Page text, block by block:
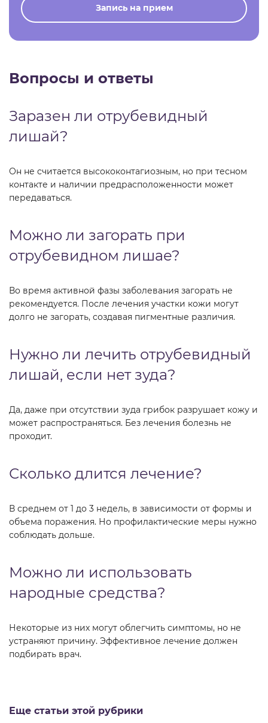
Запись на прием
Вопросы и ответы
Заразен ли отрубевидный
лишай?
Он не считается высококонтагиозным, но при тесном
контакте и наличии предрасположенности может
передаваться.
Можно ли загорать при
отрубевидном лишае?
Во время активной фазы заболевания загорать не
рекомендуется. После лечения участки кожи могут
долго не загорать, создавая пигментные различия.
Нужно ли лечить отрубевидный
лишай, если нет зуда?
Да, даже при отсутствии зуда грибок разрушает кожу и
может распространяться. Без лечения болезнь не
проходит.
Сколько длится лечение?
В среднем от 1 до 3 недель, в зависимости от формы и
объема поражения. Но профилактические меры нужно
соблюдать дольше.
Можно ли использовать
народные средства?
Некоторые из них могут облегчить симптомы, но не
устраняют причину. Эффективное лечение должен
подбирать врач.
Еще статьи этой рубрики